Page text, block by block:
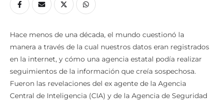
Hace menos de una década, el mundo cuestionó la
manera a través de la cual nuestros datos eran registrados
en la internet, y cómo una agencia estatal podía realizar
seguimientos de la información que creía sospechosa.
Fueron las revelaciones del ex agente de la Agencia
Central de Inteligencia (CIA) y de la Agencia de Seguridad